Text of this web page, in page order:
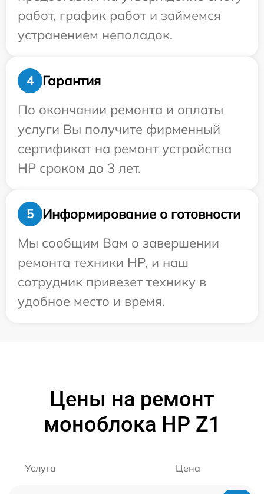
работ, график работ и займемся
устранением неполадок.
4
Гарантия
По окончании ремонта и оплаты
услуги Вы получите фирменный
сертификат на ремонт устройства
HP сроком до 3 лет.
5
Информирование о готовности
Мы сообщим Вам о завершении
ремонта техники HP, и наш
сотрудник привезет технику в
удобное место и время.
Цены на ремонт
моноблока HP Z1
Услуга Цена